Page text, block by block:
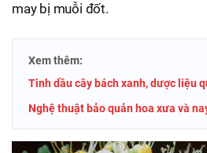
may bị muỗi đốt.
Xem thêm:
Tinh dầu cây bách xanh, dược liệu
Nghệ thuật bảo quản hoa xưa và